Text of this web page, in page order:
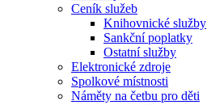
Ceník služeb
Knihovnické služby
Sankční poplatky
Ostatní služby
Elektronické zdroje
Spolkové místnosti
Náměty na četbu pro děti